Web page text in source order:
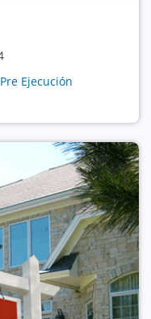
Ejecución